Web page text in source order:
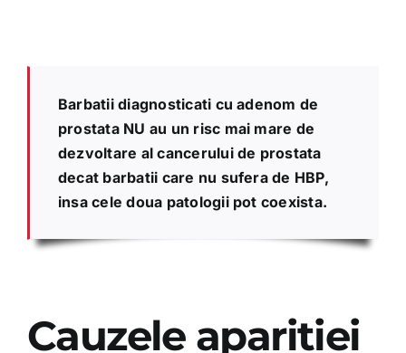
Barbatii diagnosticati cu adenom de
prostata NU au un risc mai mare de
dezvoltare al cancerului de prostata
decat barbatii care nu sufera de HBP,
insa cele doua patologii pot coexista.
Cauzele apariției